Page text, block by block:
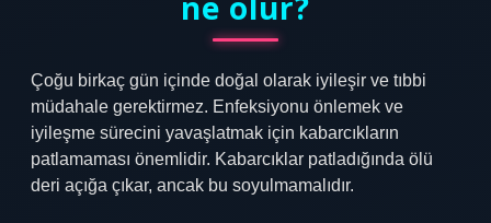
Çoğu birkaç gün içinde doğal olarak iyileşir ve tıbbi
müdahale gerektirmez. Enfeksiyonu önlemek ve
iyileşme sürecini yavaşlatmak için kabarcıkların
patlamaması önemlidir. Kabarcıklar patladığında ölü
deri açığa çıkar, ancak bu soyulmamalıdır.